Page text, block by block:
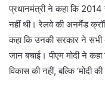
प्रधानमंत्री ने कहा कि
नहीं थी। रेलवे की अनमैंड
कहा कि उनकी सरकार ने
जान बचाई। पीएम मोदी ने
विकास की नहीं, बल्कि ‘मोदी